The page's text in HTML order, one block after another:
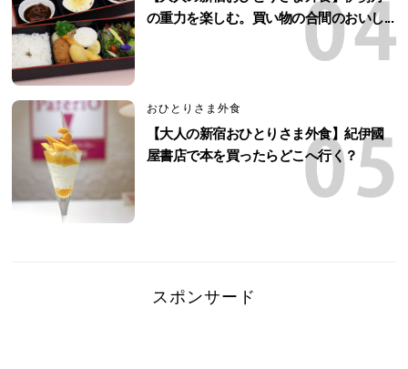
の重力を楽しむ。買い物の合間のおいし...
おひとりさま外食
【大人の新宿おひとりさま外食】紀伊國
屋書店で本を買ったらどこへ行く？
スポンサード